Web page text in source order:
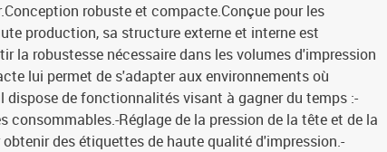
robuste et compacte.Conçue pour les
production, sa structure externe et interne est
la robustesse nécessaire dans les volumes d'impression
lui permet de s'adapter aux environnements où
dispose de fonctionnalités visant à gagner du temps :-
consommables.-Réglage de la pression de la tête et de la
des étiquettes de haute qualité d'impression.-